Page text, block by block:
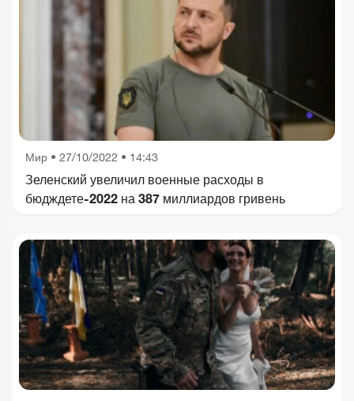
Мир • 27/10/2022 • 14:43
Зеленский увеличил военные расходы в
бюдждете-2022 на 387 миллиардов гривень